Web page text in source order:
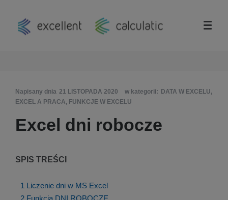
Napisany dnia 21 LISTOPADA 2020 w kategorii: DATA W EXCELU,
EXCEL A PRACA, FUNKCJE W EXCELU
Excel dni robocze
SPIS TREŚCI
1 Liczenie dni w MS Excel
2 Funkcja DNI.ROBOCZE